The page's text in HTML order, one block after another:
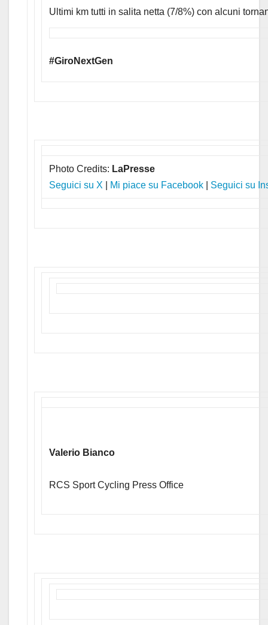
Ultimi km tutti in salita netta (7/8%) con alcuni
#GiroNextGen
Photo Credits: LaPresse
Seguici su X
Mi piace su Facebook| Seguici su
Valerio Bianco
RCS Sport Cycling Press Office